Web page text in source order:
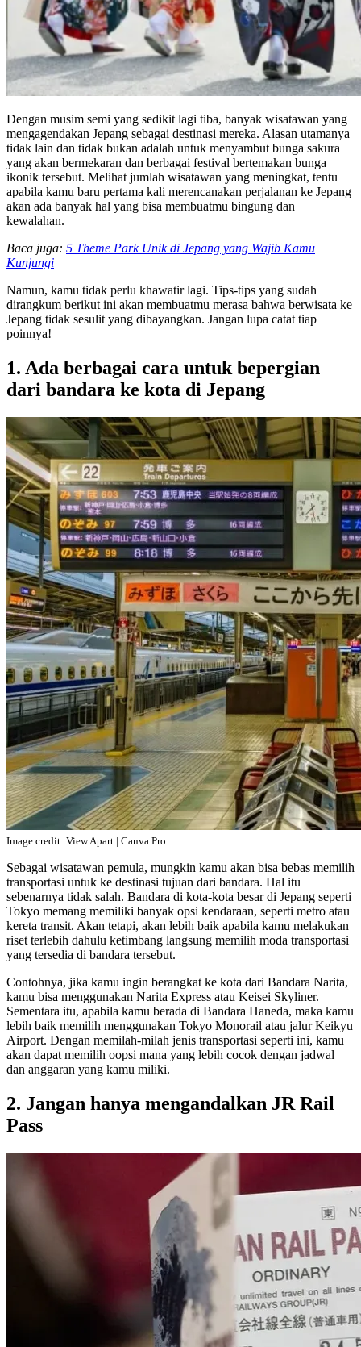
Dengan musim semi yang sedikit lagi tiba, banyak wisatawan yang
mengagendakan Jepang sebagai destinasi mereka. Alasan utamanya
tidak lain dan tidak bukan adalah untuk menyambut bunga sakura
yang akan bermekaran dan berbagai festival bertemakan bunga
ikonik tersebut. Melihat jumlah wisatawan yang meningkat, tentu
apabila kamu baru pertama kali merencanakan perjalanan ke Jepang
akan ada banyak hal yang bisa membuatmu bingung dan
kewalahan.
Baca juga: 5 Theme Park Unik di Jepang yang Wajib Kamu
Kunjungi
Namun, kamu tidak perlu khawatir lagi. Tips-tips yang sudah
dirangkum berikut ini akan membuatmu merasa bahwa berwisata ke
Jepang tidak sesulit yang dibayangkan. Jangan lupa catat tiap
poinnya!
1. Ada berbagai cara untuk bepergian
dari bandara ke kota di Jepang
Image credit: View Apart | Canva Pro
Sebagai wisatawan pemula, mungkin kamu akan bisa bebas memilih
transportasi untuk ke destinasi tujuan dari bandara. Hal itu
sebenarnya tidak salah. Bandara di kota-kota besar di Jepang seperti
Tokyo memang memiliki banyak opsi kendaraan, seperti metro atau
kereta transit. Akan tetapi, akan lebih baik apabila kamu melakukan
riset terlebih dahulu ketimbang langsung memilih moda transportasi
yang tersedia di bandara tersebut.
Contohnya, jika kamu ingin berangkat ke kota dari Bandara Narita,
kamu bisa menggunakan Narita Express atau Keisei Skyliner.
Sementara itu, apabila kamu berada di Bandara Haneda, maka kamu
lebih baik memilih menggunakan Tokyo Monorail atau jalur Keikyu
Airport. Dengan memilah-milah jenis transportasi seperti ini, kamu
akan dapat memilih oopsi mana yang lebih cocok dengan jadwal
dan anggaran yang kamu miliki.
2. Jangan hanya mengandalkan JR Rail
Pass